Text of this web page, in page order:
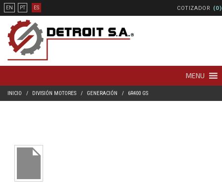
COTIZADOR (0)
EN PT ES
MENU
INICIO DIVISIÓN MOTORES GENERACIÓN 6R400 GS